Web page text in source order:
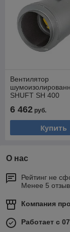
Вентилятор
SHUFT SH 400
6 462 руб.
Купить
О нас
Рейтинг не
Менее 5
Компания
Работает с